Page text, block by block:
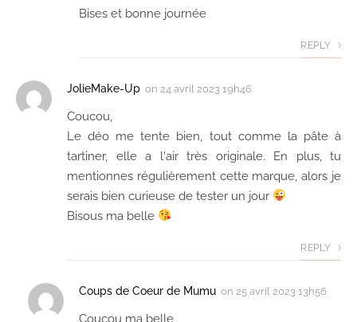
Bises et bonne journée
REPLY
JolieMake-Up on 24 avril 2023 19h46
Coucou,
Le déo me tente bien, tout comme la pâte à
tartiner, elle a l'air très originale. En plus, tu
mentionnes régulièrement cette marque, alors je
serais bien curieuse de tester un jour
Bisous ma belle
REPLY
Coups de Coeur de Mumu on 25 avril 2023 13h56
Coucou ma belle,